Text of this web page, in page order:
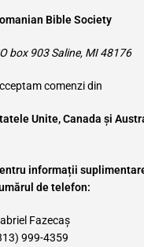
Bible Society
box 903 Saline, MI 48176
comenzi din
Unite, Canada și
informații
de telefon:
Fazecaș
999-4359